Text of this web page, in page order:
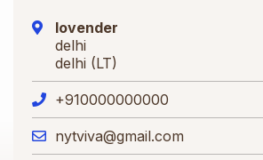
lovender
delhi
delhi (LT)
+910000000000
nytviva@gmail.com